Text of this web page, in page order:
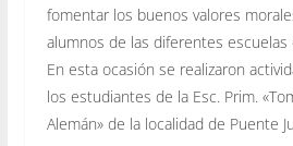
fomentar los buenos valores
alumnos de las diferentes escuelas
En esta ocasión se realizaron
los estudiantes de la Esc. Prim.
Alemán» de la localidad de Puente